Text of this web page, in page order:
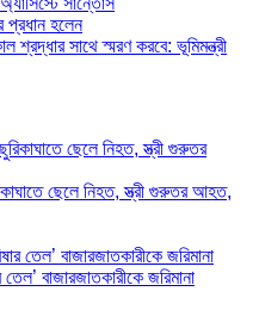
প্রধান হলেন
শ্রদ্ধার সাথে স্মরণ করবে: ভূমিমন্ত্রী
ছেলে নিহত, স্ত্রী গুরুতর আহত,
বাজারজাতকারীকে জরিমানা